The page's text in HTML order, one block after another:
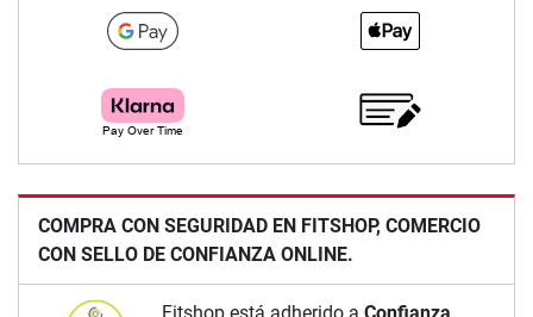
COMPRA CON SEGURIDAD EN FITSHOP, COMERCIO
CON SELLO DE CONFIANZA ONLINE.